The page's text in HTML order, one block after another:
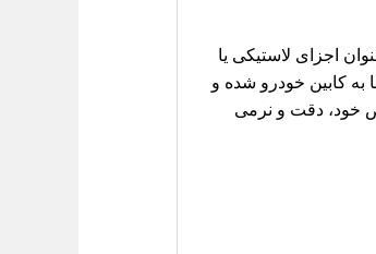
اجزای لاستیکی یا
به کابین خودرو شده و
خود، دقت و نرمی